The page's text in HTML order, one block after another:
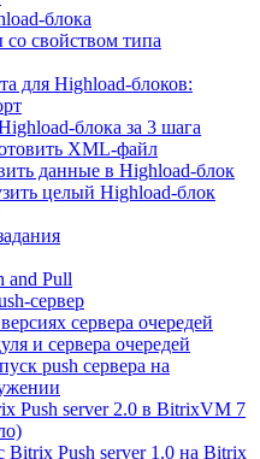
блока
свойством типа
для Highload-блоков:
блока за 3 шага
XML-файл
данные в Highload-блок
целый Highload-блок
and Pull
сервер
сервера очередей
и сервера очередей
push сервера на
Push server 2.0 в BitrixVM 7
Bitrix Push server 1.0 на Bitrix